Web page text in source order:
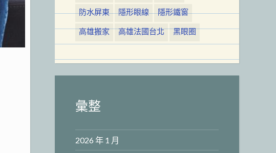
防水屏東
隱形眼線
隱形鐵窗
高雄搬家
高雄法國台北 黑眼圈
彙整
2026 年 1 月